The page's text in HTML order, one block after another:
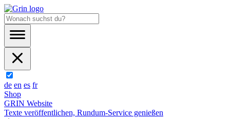
de en es fr
Shop
GRIN Website
Texte veröffentlichen, Rundum-Service genießen